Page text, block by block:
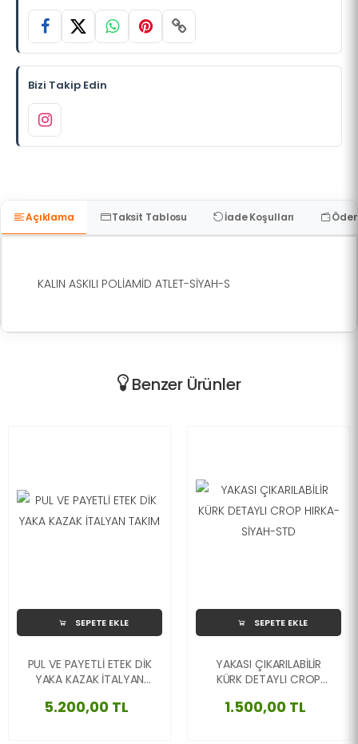
Bizi Takip Edin
Açıklama Taksit Tablosu İade Koşulları
KALIN ASKILI POLİAMİD ATLET-SİYAH-S
Benzer Ürünler
SEPETE EKLE
PUL VE PAYETLİ ETEK DİK
YAKA KAZAK İTALYAN
5.200,00 TL
SEPETE EKLE
YAKASI ÇIKARILABİLİR
KÜRK DETAYLI CROP
1.500,00 TL